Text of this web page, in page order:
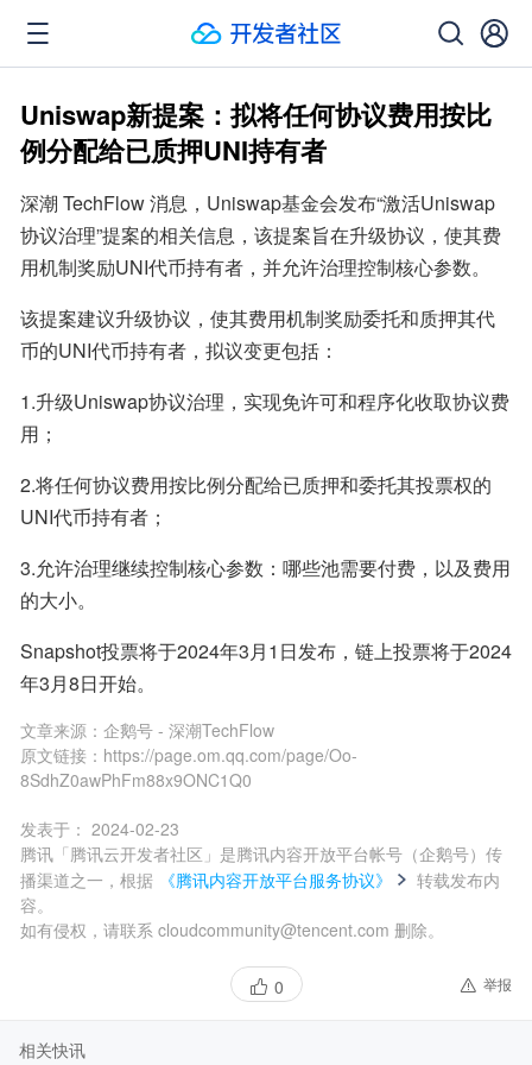
Uniswap新提案：拟将任何协议费用按比
例分配给已质押UNI持有者
深潮 TechFlow 消息，Uniswap基金会发布“激活Uniswap
协议治理”提案的相关信息，该提案旨在升级协议，使其费
用机制奖励UNI代币持有者，并允许治理控制核心参数。
该提案建议升级协议，使其费用机制奖励委托和质押其代
币的UNI代币持有者，拟议变更包括：
1.升级Uniswap协议治理，实现免许可和程序化收取协议费
用；
2.将任何协议费用按比例分配给已质押和委托其投票权的
UNI代币持有者；
3.允许治理继续控制核心参数：哪些池需要付费，以及费用
的大小。
Snapshot投票将于2024年3月1日发布，链上投票将于2024
年3月8日开始。
文章来源： 企鹅号 - 深潮TechFlow
原文链接： https://page.om.qq.com/page/Oo-
8SdhZ0awPhFm88x9ONC1Q0
发表于： 2024-02-23
腾讯「腾讯云开发者社区」是腾讯内容开放平台帐号（企鹅号）传
播渠道之一，根据
《腾讯内容开放平台服务协议》
转载发布内
容。
如有侵权，请联系 cloudcommunity@tencent.com 删除。
0 举报
相关快讯